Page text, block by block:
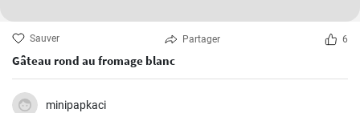
Sauver Partager 6
Gâteau rond au fromage blanc
minipapkaci